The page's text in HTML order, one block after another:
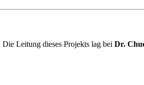
Leitung dieses Projekts lag bei Dr.